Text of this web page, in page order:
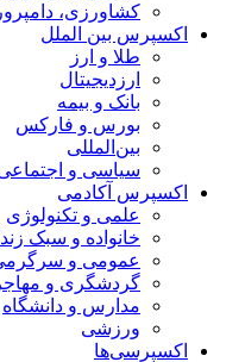
کشاورزی،
اکسپرس بین الملل
طلا و ارز
ارزدیجیتال
بانک و بیمه
بورس و فارکس
بین‌المللی
سیاسی و
اکسپرس آکادمی
علمی و تکنولوژی
خانواده و سبک
عمومی و
گردشگری و
مدارس و دانشگاه
ورزشی
اکسپرسی‌ها